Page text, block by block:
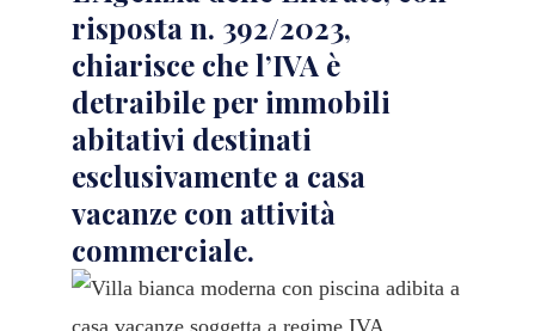
risposta n. 392/2023,
chiarisce che l’IVA è
detraibile per immobili
abitativi destinati
esclusivamente a casa
vacanze con attività
commerciale.